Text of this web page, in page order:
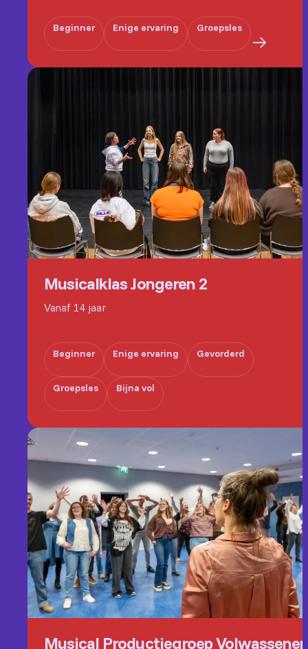
Beginner Enige ervaring Groepsles
Musicalklas Jongeren 2
Vanaf 14 jaar
Beginner Enige ervaring Gevorderd
Groepsles Bijna vol
Musical Productiegroep